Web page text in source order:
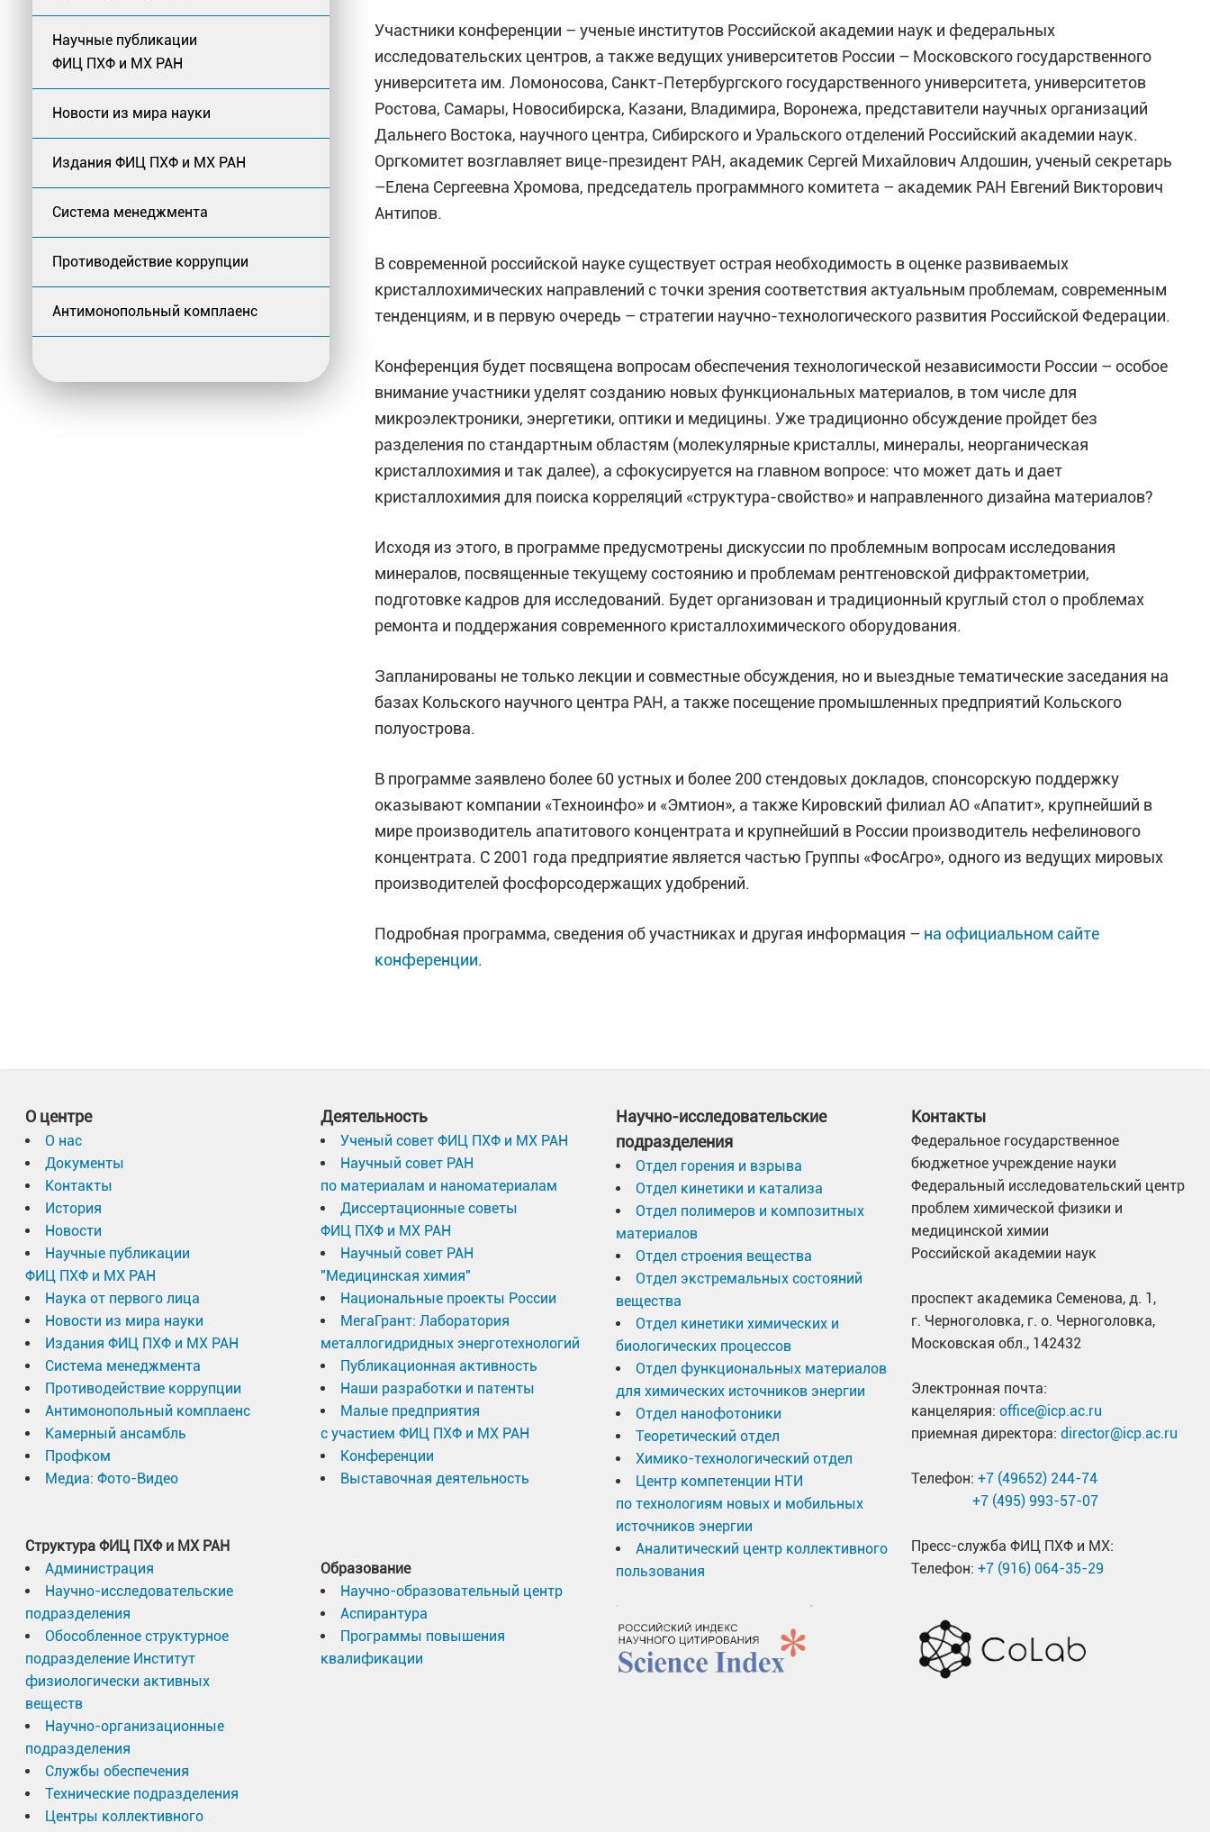
Научные публикации
ФИЦ ПХФ и МХ РАН
Новости из мира науки
Издания ФИЦ ПХФ и МХ РАН
Система менеджмента
Противодействие коррупции
Антимонопольный комплаенс
Участники конференции – ученые институтов Российской академии наук и федеральных
исследовательских центров, а также ведущих университетов России – Московского государственного
университета им. Ломоносова, Санкт-Петербургского государственного университета, университетов
Ростова, Самары, Новосибирска, Казани, Владимира, Воронежа, представители научных организаций
Дальнего Востока, научного центра, Сибирского и Уральского отделений Российский академии наук.
Оргкомитет возглавляет вице-президент РАН, академик Сергей Михайлович Алдошин, ученый секретарь
–Елена Сергеевна Хромова, председатель программного комитета – академик РАН Евгений Викторович
Антипов.
В современной российской науке существует острая необходимость в оценке развиваемых
кристаллохимических направлений с точки зрения соответствия актуальным проблемам, современным
тенденциям, и в первую очередь – стратегии научно-технологического развития Российской Федерации.
Конференция будет посвящена вопросам обеспечения технологической независимости России – особое
внимание участники уделят созданию новых функциональных материалов, в том числе для
микроэлектроники, энергетики, оптики и медицины. Уже традиционно обсуждение пройдет без
разделения по стандартным областям (молекулярные кристаллы, минералы, неорганическая
кристаллохимия и так далее), а сфокусируется на главном вопросе: что может дать и дает
кристаллохимия для поиска корреляций «структура-свойство» и направленного дизайна материалов?
Исходя из этого, в программе предусмотрены дискуссии по проблемным вопросам исследования
минералов, посвященные текущему состоянию и проблемам рентгеновской дифрактометрии,
подготовке кадров для исследований. Будет организован и традиционный круглый стол о проблемах
ремонта и поддержания современного кристаллохимического оборудования.
Запланированы не только лекции и совместные обсуждения, но и выездные тематические заседания на
базах Кольского научного центра РАН, а также посещение промышленных предприятий Кольского
полуострова.
В программе заявлено более 60 устных и более 200 стендовых докладов, спонсорскую поддержку
оказывают компании «Техноинфо» и «Эмтион», а также Кировский филиал АО «Апатит», крупнейший в
мире производитель апатитового концентрата и крупнейший в России производитель нефелинового
концентрата. С 2001 года предприятие является частью Группы «ФосАгро», одного из ведущих мировых
производителей фосфорсодержащих удобрений.
Подробная программа, сведения об участниках и другая информация – на официальном сайте
конференции.
О центре
О нас
Документы
Контакты
История
Новости
Научные публикации
ФИЦ ПХФ и МХ РАН
Наука от первого лица
Новости из мира науки
Издания ФИЦ ПХФ и МХ РАН
Система менеджмента
Противодействие коррупции
Антимонопольный комплаенс
Камерный ансамбль
Профком
Медиа: Фото-Видео
Структура ФИЦ ПХФ и МХ РАН
Администрация
Научно-исследовательские
подразделения
Обособленное структурное
подразделение Институт
физиологически активных
веществ
Научно-организационные
подразделения
Службы обеспечения
Технические подразделения
Центры коллективного
Деятельность
Ученый совет ФИЦ ПХФ и МХ РАН
Научный совет РАН
по материалам и наноматериалам
Диссертационные советы
ФИЦ ПХФ и МХ РАН
Научный совет РАН
"Медицинская химия"
Национальные проекты России
МегаГрант: Лаборатория
металлогидридных энерготехнологий
Публикационная активность
Наши разработки и патенты
Малые предприятия
с участием ФИЦ ПХФ и МХ РАН
Конференции
Выставочная деятельность
Образование
Научно-образовательный центр
Аспирантура
Программы повышения
квалификации
Научно-исследовательские
подразделения
Отдел горения и взрыва
Отдел кинетики и катализа
Отдел полимеров и композитных
материалов
Отдел строения вещества
Отдел экстремальных состояний
вещества
Отдел кинетики химических и
биологических процессов
Отдел функциональных материалов
для химических источников энергии
Отдел нанофотоники
Теоретический отдел
Химико-технологический отдел
Центр компетенции НТИ
по технологиям новых и мобильных
источников энергии
Аналитический центр коллективного
пользования
Контакты
Федеральное государственное
бюджетное учреждение науки
Федеральный исследовательский центр
проблем химической физики и
медицинской химии
Российской академии наук
проспект академика Семенова, д. 1,
г. Черноголовка, г. о. Черноголовка,
Московская обл., 142432
Электронная почта:
канцелярия: office@icp.ac.ru
приемная директора: director@icp.ac.ru
Телефон: +7 (49652) 244-74
+7 (495) 993-57-07
Пресс-служба ФИЦ ПХФ и МХ:
Телефон: +7 (916) 064-35-29